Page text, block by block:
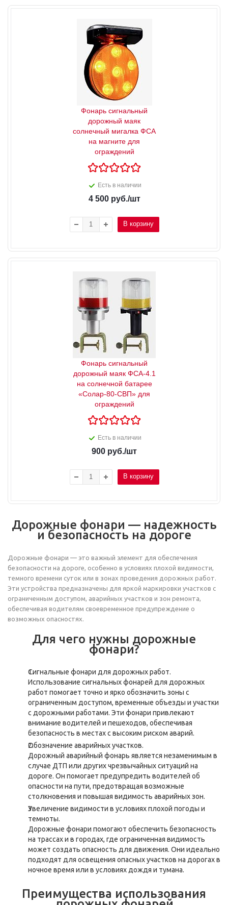
Фонарь сигнальный
дорожный маяк
солнечный мигалка ФСА
на магните для
ограждений
Есть в наличии
4 500руб./шт
В корзину
Фонарь сигнальный
дорожный маяк ФСА-4.1
на солнечной батарее
«Солар-80-СВП» для
ограждений
Есть в наличии
900 руб./шт
В корзину
Дорожные фонари — надежность
и безопасность на дороге
Дорожные фонари — это важный элемент для обеспечения
безопасности на дороге, особенно в условиях плохой видимости,
темного времени суток или в зонах проведения дорожных работ.
Эти устройства предназначены для яркой маркировки участков с
ограниченным доступом, аварийных участков и зон ремонта,
обеспечивая водителям своевременное предупреждение о
возможных опасностях.
Для чего нужны дорожные
фонари?
Сигнальные фонари для дорожных работ.
Использование сигнальных фонарей для дорожных
работ помогает точно и ярко обозначить зоны с
ограниченным доступом, временные объезды и участки
с дорожными работами. Эти фонари привлекают
внимание водителей и пешеходов, обеспечивая
безопасность в местах с высоким риском аварий.
Обозначение аварийных участков.
Дорожный аварийный фонарь является незаменимым в
случае ДТП или других чрезвычайных ситуаций на
дороге. Он помогает предупредить водителей об
опасности на пути, предотвращая возможные
столкновения и повышая видимость аварийных зон.
Увеличение видимости в условиях плохой погоды и
темноты.
Дорожные фонари помогают обеспечить безопасность
на трассах и в городах, где ограниченная видимость
может создать опасность для движения. Они идеально
подходят для освещения опасных участков на дорогах в
ночное время или в условиях дождя и тумана.
Преимущества использования